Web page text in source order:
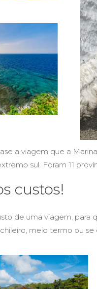
a viagem que a
sul. Foram 11
custos!
de uma viagem, para
meio termo ou